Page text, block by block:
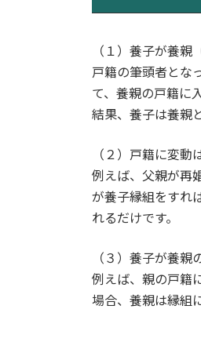
（１）養子が養
戸籍の筆頭者とな
て、養親の戸籍に
結果、養子は養親
（２）戸籍に変
例えば、父親が再
が養子縁組をすれ
れるだけです。
（３）養子が養親
例えば、親の戸籍
場合、養親は縁組